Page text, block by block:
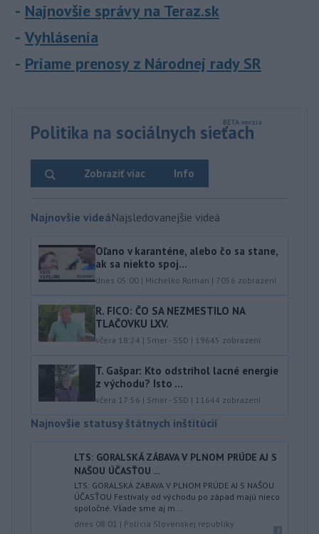
Najnovšie správy na Teraz.sk
Vyhlásenia
Priame prenosy z Národnej rady SR
Politika na sociálnych sieťach
Info
Zobraziť viac
Najnovšie videáNajsledovanejšie videá
Oľano v karanténe, alebo čo sa stane,
ak sa niekto spoj...
dnes 05:00 | Michelko Roman | 7056 zobrazení
R. FICO: ČO SA NEZMESTILO NA
TLAČOVKU LXV.
včera 18:24 | Smer - SSD | 19645 zobrazení
T. Gašpar: Kto odstrihol lacné energie
z východu? Isto ...
včera 17:56 | Smer - SSD | 11644 zobrazení
Najnovšie statusy štátnych inštitúcií
LTS: GORALSKÁ ZÁBAVA V PLNOM PRÚDE AJ S
NAŠOU ÚČASŤOU ...
LTS: GORALSKÁ ZÁBAVA V PLNOM PRÚDE AJ S NAŠOU
ÚČASŤOU Festivaly od východu po západ majú nieco
spoločné. Všade sme aj m...
dnes 08:01 | Polícia Slovenskej republiky